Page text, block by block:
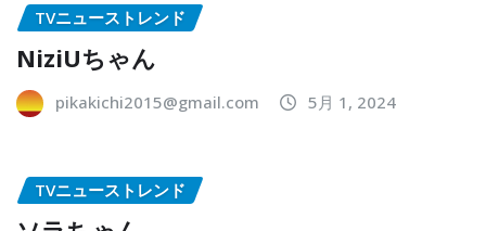
TVニューストレンド
NiziUちゃん
pikakichi2015@gmail.com 5月 1, 2024
TVニューストレンド